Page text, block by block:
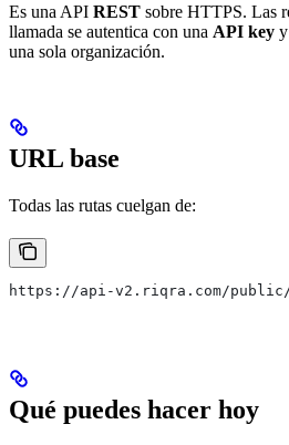
Es una API REST sobre HTTPS. Las
llamada se autentica con una API key
una sola organización.
URL base
Todas las rutas cuelgan de:
https://api-v2.riqra.com/public/
Qué puedes hacer hoy